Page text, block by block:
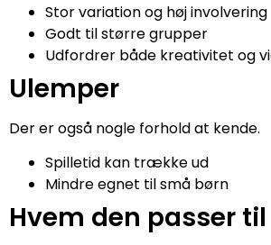
Stor variation og høj involvering
Godt til større grupper
Udfordrer både kreativitet og
Ulemper
Der er også nogle forhold at kende.
Spilletid kan trække ud
Mindre egnet til små børn
Hvem den passer til